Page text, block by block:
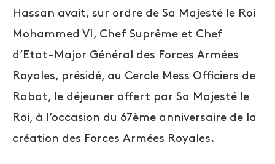
Hassan avait, sur ordre de Sa Majesté le Roi
Mohammed VI, Chef Suprême et Chef
d’Etat-Major Général des Forces Armées
Royales, présidé, au Cercle Mess Officiers de
Rabat, le déjeuner offert par Sa Majesté le
Roi, à l’occasion du 67ème anniversaire de la
création des Forces Armées Royales.